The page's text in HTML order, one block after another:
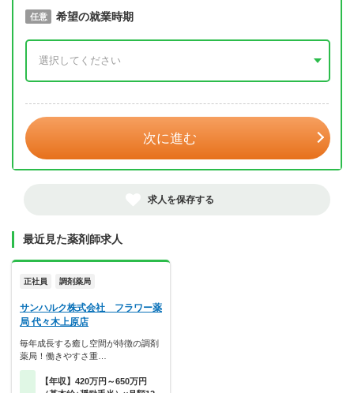
必須 取得予定年
任意 希望の就業時期
次に進む
求人を保存する
最近見た薬剤師求人
正社員 調剤薬局
サンハルク株式会社 フラワー薬
局 代々木上原店
毎年成長する癒し空間が特徴の調剤
薬局！働きやすさ重…
【年収】420万円～650万円